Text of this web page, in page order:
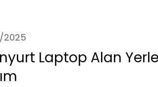
2025
Laptop Alan